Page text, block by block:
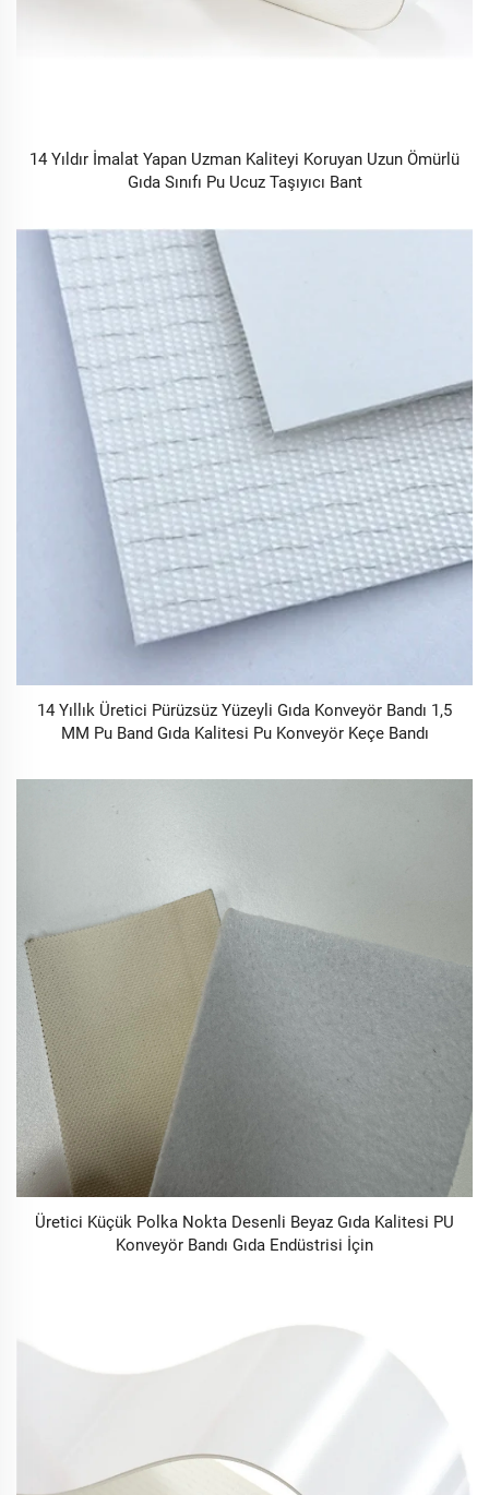
14 Yıldır İmalat Yapan Uzman Kaliteyi Koruyan Uzun Ömürlü
Gıda Sınıfı Pu Ucuz Taşıyıcı Bant
14 Yıllık Üretici Pürüzsüz Yüzeyli Gıda Konveyör Bandı 1,5
MM Pu Band Gıda Kalitesi Pu Konveyör Keçe Bandı
Üretici Küçük Polka Nokta Desenli Beyaz Gıda Kalitesi PU
Konveyör Bandı Gıda Endüstrisi İçin